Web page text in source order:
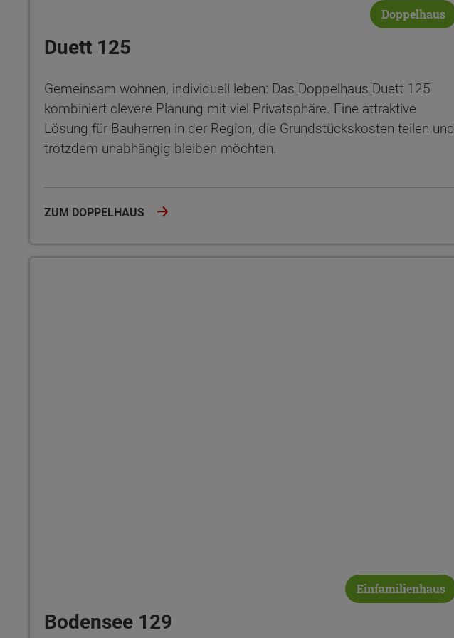
Doppelhaus
Duett 125
Gemeinsam wohnen, individuell leben: Das Doppelhaus Duett 125
kombiniert clevere Planung mit viel Privatsphäre. Eine attraktive
Lösung für Bauherren in der Region, die Grundstückskosten teilen und
trotzdem unabhängig bleiben möchten.
ZUM DOPPELHAUS
Einfamilienhaus
Bodensee 129